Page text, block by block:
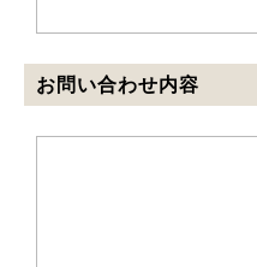
お問い合わせ内容